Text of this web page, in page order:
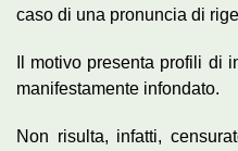
caso di una pronuncia di
Il motivo presenta profili di
manifestamente infondato.
Non risulta, infatti,